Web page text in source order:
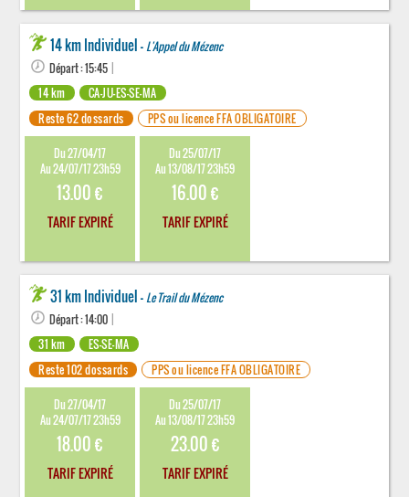
14 km Individuel - L'Appel du Mézenc
Départ : 15:45
14 km
CA-JU-ES-SE-MA
Reste 62 dossards
PPS ou licence FFA OBLIGATOIRE
Du 27/04/17
Au 24/07/17 23h59
13.00 €
TARIF EXPIRÉ
Du 25/07/17
Au 13/08/17 23h59
16.00 €
TARIF EXPIRÉ
31 km Individuel - Le Trail du Mézenc
Départ : 14:00
31 km
ES-SE-MA
Reste 102 dossards
PPS ou licence FFA OBLIGATOIRE
Du 27/04/17
Au 24/07/17 23h59
18.00 €
TARIF EXPIRÉ
Du 25/07/17
Au 13/08/17 23h59
23.00 €
TARIF EXPIRÉ